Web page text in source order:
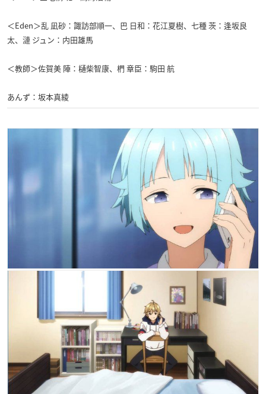
＜Eden＞乱 凪砂：諏訪部順一、巴 日和：花江夏樹、七種 茨：逢坂良
太、漣 ジュン：内田雄馬
＜教師＞佐賀美 陣：樋柴智康、椚 章臣：駒田 航
あんず：坂本真綾